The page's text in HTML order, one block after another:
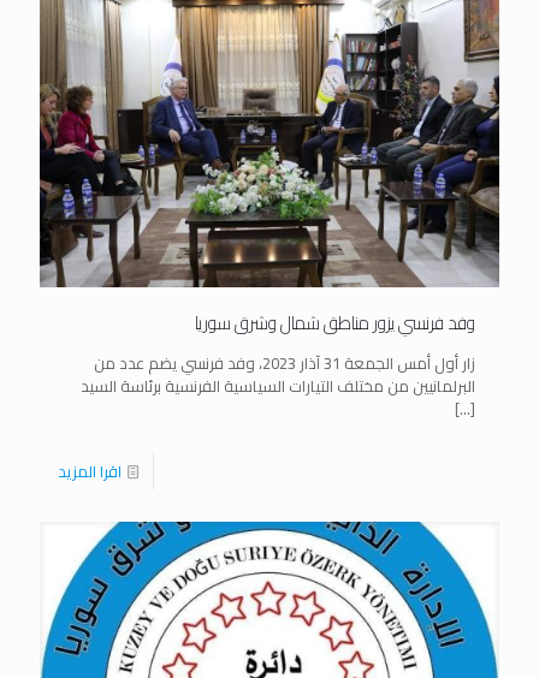
وفد فرنسي يزور مناطق شمال وشرق سوريا
زار أول أمس الجمعة 31 آذار 2023، وفد فرنسي يضم عدد من
البرلمانيين من مختلف التيارات السياسية الفرنسية برئاسة السيد
[…]
اقرا المزيد